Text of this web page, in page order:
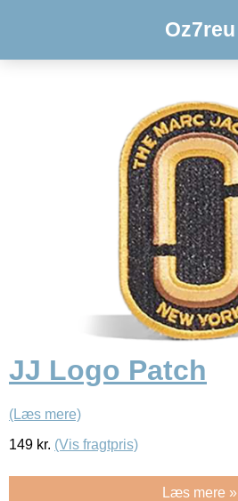
Oz7reu
JJ Logo Patch
(Læs mere)
149 kr. (Vis fragtpris)
Læs mere »